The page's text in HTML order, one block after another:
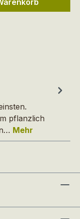
pflanzlich
Mehr